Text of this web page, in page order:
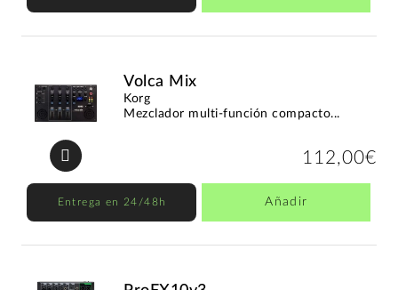
Volca Mix
Korg
Mezclador multi-función compacto...
112,00€
Entrega en 24/48h Añadir